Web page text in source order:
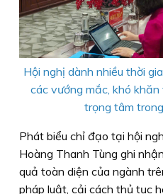
Hội nghị dành nhiều thời
các vướng mắc, khó
trọng tâm
Phát biểu chỉ đạo tại hội
Hoàng Thanh Tùng ghi
quả toàn diện của ngành
pháp luật, cải cách thủ tục